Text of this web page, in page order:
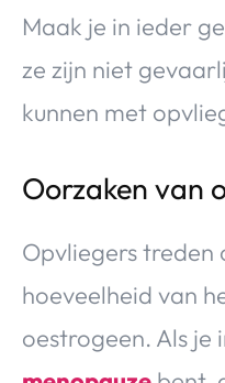
Maak je in ieder
ze zijn niet
kunnen met
Oorzaken van
Opvliegers treden
hoeveelheid van
oestrogeen. Als je